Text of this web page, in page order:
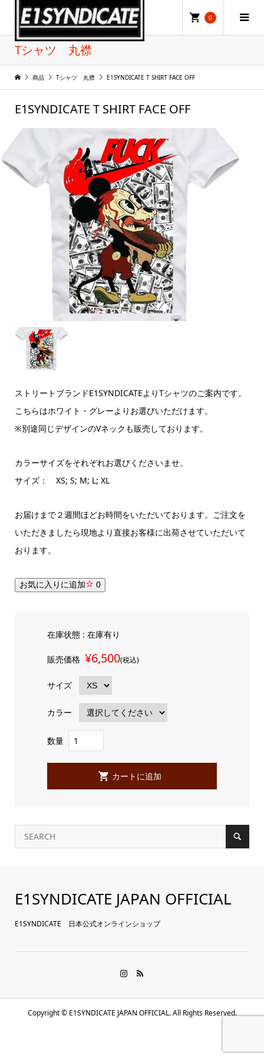
0
Tシャツ 丸襟
商品 Tシャツ 丸襟 E1SYNDICATE T SHIRT FACE OFF
E1SYNDICATE T SHIRT FACE OFF
ストリートブランドE1SYNDICATEよりTシャツのご案内です。
こちらはホワイト・グレーよりお選びいただけます。
※別途同じデザインのVネックも販売しております。
カラーサイズをそれぞれお選びくださいませ。
サイズ： XS; S; M; L; XL
お届けまで２週間ほどお時間をいただいております。ご注文を
いただきましたら現地より直接お客様に出荷させていただいて
おります。
お気に入りに追加 0
在庫状態 : 在庫有り
販売価格 ¥6,500(税込)
サイズ
カラー
数量
E1SYNDICATE JAPAN OFFICIAL
E1SYNDICATE 日本公式オンラインショップ
Copyright ©E1SYNDICATE JAPAN OFFICIAL. All Rights Reserved.